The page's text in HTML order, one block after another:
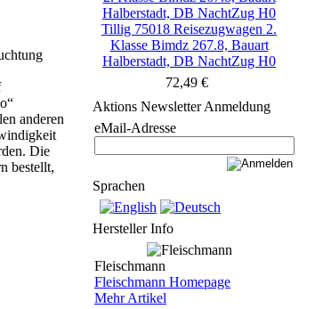
anderen
Die
bestellt,
Tillig 75018 Reisezugwagen 2.
Klasse Bimdz 267.8, Bauart
Halberstadt, DB NachtZug H0
72,49 €
Aktions Newsletter Anmeldung
eMail-Adresse
Sprachen
Hersteller Info
Fleischmann
Fleischmann Homepage
Mehr Artikel